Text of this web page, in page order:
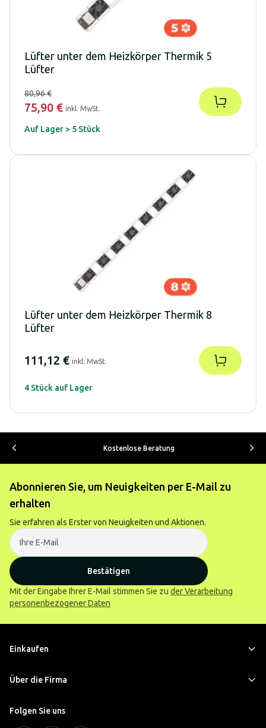
Lüfter unter dem Heizkörper Thermik 5
Lüfter
80,96 €
75,90 € inkl. MwSt.
Auf Lager > 5 Stück
Lüfter unter dem Heizkörper Thermik 8
Lüfter
111,12 € inkl. MwSt.
4 Stück auf Lager
Kostenlose Beratung
Abonnieren Sie, um Neuigkeiten per E-Mail zu
erhalten
Sie erfahren als Erster von Neuigkeiten und Aktionen.
Bestätigen
Mit der Eingabe Ihrer E-Mail stimmen Sie zu der Verarbeitung
personenbezogener Daten
Einkaufen
Über die Firma
Folgen Sie uns